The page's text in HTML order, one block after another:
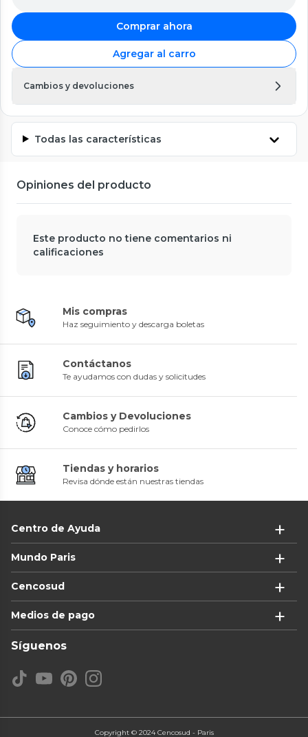
Comprar ahora
Agregar al carro
Cambios y devoluciones
Todas las características
Opiniones del producto
Este producto no tiene comentarios ni
calificaciones
Mis compras
Haz seguimiento y descarga boletas
Contáctanos
Te ayudamos con dudas y solicitudes
Cambios y Devoluciones
Conoce cómo pedirlos
Tiendas y horarios
Revisa dónde están nuestras tiendas
Centro de Ayuda
Mundo Paris
Cencosud
Medios de pago
Síguenos
Copyright © 2024 Cencosud - Paris